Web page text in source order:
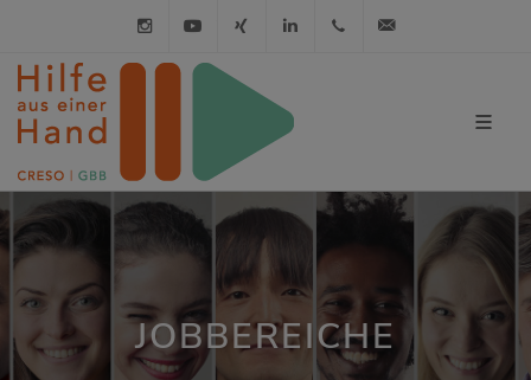
InstagramYoutube
XING LinkedIn030 / 21 01 98 98
JOBBEREICHE